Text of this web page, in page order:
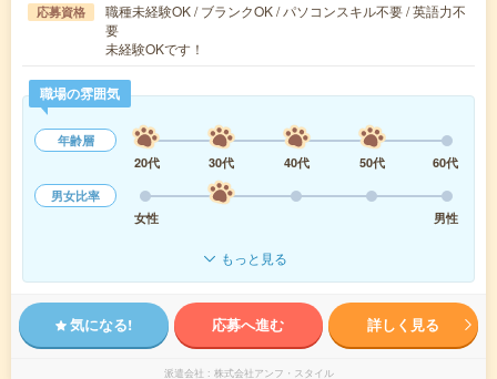
応募資格
職種未経験OK / ブランクOK / パソコンスキル不要 / 英語力不
要
未経験OKです！
職場の雰囲気
年齢層
20代
30代 40代 50代
60代
男女比率
女性
男性
もっと見る
気になる! 応募へ進む 詳しく見る
派遣会社 株式会社アンフ・スタイル